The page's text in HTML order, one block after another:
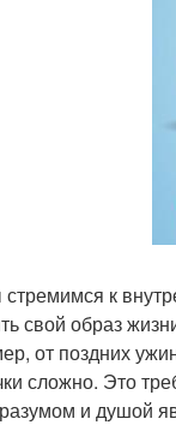
к
свой образ
от поздних
сложно. Это
и душой